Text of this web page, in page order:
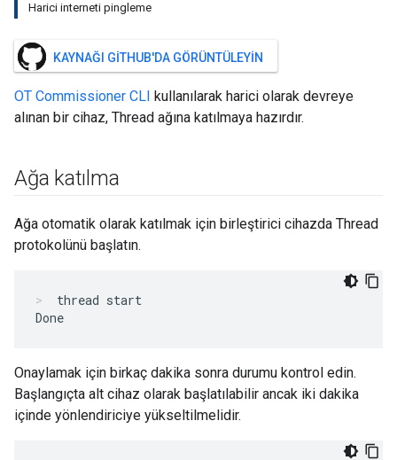
Harici interneti pingleme
KAYNAĞI GITHUB'DA GÖRÜNTÜLEYIN
OT Commissioner CLI kullanılarak harici olarak devreye
alınan bir cihaz, Thread ağına katılmaya hazırdır.
Ağa katılma
Ağa otomatik olarak katılmak için birleştirici cihazda Thread
protokolünü başlatın.
thread start
Onaylamak için birkaç dakika sonra durumu kontrol edin.
Başlangıçta alt cihaz olarak başlatılabilir ancak iki dakika
içinde yönlendiriciye yükseltilmelidir.